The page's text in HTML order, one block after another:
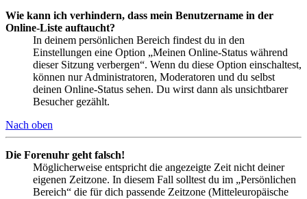
Wie kann ich verhindern, dass mein Benutzername in der
Online-Liste auftaucht?
In deinem persönlichen Bereich findest du in den
Einstellungen eine Option „Meinen Online-Status während
dieser Sitzung verbergen“. Wenn du diese Option einschaltest,
können nur Administratoren, Moderatoren und du selbst
deinen Online-Status sehen. Du wirst dann als unsichtbarer
Besucher gezählt.
Nach oben
Die Forenuhr geht falsch!
Möglicherweise entspricht die angezeigte Zeit nicht deiner
eigenen Zeitzone. In diesem Fall solltest du im „Persönlichen
Bereich“ die für dich passende Zeitzone (Mitteleuropäische